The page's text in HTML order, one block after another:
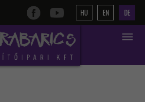
HU EN DE
Toggle